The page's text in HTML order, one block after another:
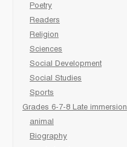
Poetry
Readers
Religion
Sciences
Social Development
Social Studies
Sports
Grades 6-7-8 Late immersion
animal
Biography